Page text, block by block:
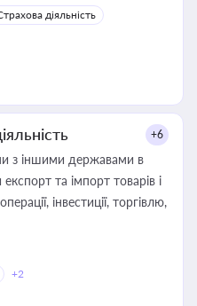
діяльність
+6
з іншими державами в
та імпорт товарів і
інвестиції, торгівлю,
+2